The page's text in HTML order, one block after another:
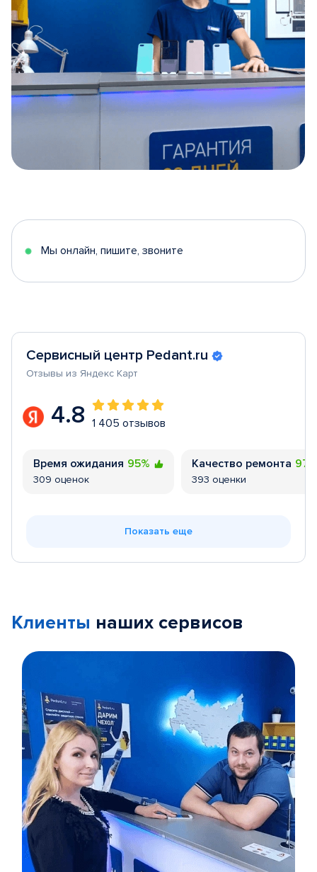
5
Мы онлайн, пишите, звоните
Сервисный центр Pedant.ru
Отзывы из Яндекс Карт
4.8 1 405 отзывов
Время ожидания 95%
309 оценок
Качество ремонта
393 оценки
Показать еще
Клиенты наших сервисов